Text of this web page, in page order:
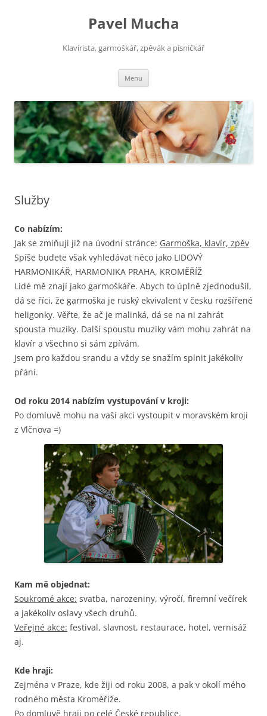
Pavel Mucha
Klavírista, garmoškář, zpěvák a písničkář
Menu
webu
Služby
Co nabízím:
Jak se zmiňuji již na úvodní stránce: Garmoška, klavír, zpěv
Spíše budete však vyhledávat něco jako LIDOVÝ
HARMONIKÁŘ, HARMONIKA PRAHA, KROMĚŘÍŽ
Lidé mě znají jako garmoškáře. Abych to úplně zjednodušil,
dá se říci, že garmoška je ruský ekvivalent v česku rozšířené
heligonky. Věřte, že ač je malinká, dá se na ni zahrát
spousta muziky. Další spoustu muziky vám mohu zahrát na
klavír a všechno si sám zpívám.
Jsem pro každou srandu a vždy se snažím splnit jakékoliv
přání.
Od roku 2014 nabízím vystupování v kroji:
Po domluvě mohu na vaší akci vystoupit v moravském kroji
z Vlčnova =)
Kam mě objednat:
Soukromé akce: svatba, narozeniny, výročí, firemní večírek
a jakékoliv oslavy všech druhů.
Veřejné akce: festival, slavnost, restaurace, hotel, vernisáž
aj.
Kde hraji:
Zejména v Praze, kde žiji od roku 2008, a pak v okolí mého
rodného města Kroměříže.
Po domluvě hraji po celé České republice.